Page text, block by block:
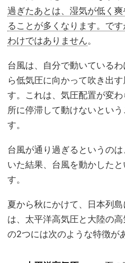
過ぎたあとは、湿気が低く
ることが多くなります。で
わけではありません。
台風は、自分で動いている
ら低気圧に向かって吹き出
す。これは、気圧配置が変
所に停滞して動けないとい
す。
台風が通り過ぎるというの
いた結果、台風を動かした
す。
夏から秋にかけて、日本列
は、太平洋高気圧と大陸の
の2つには次のような特徴が